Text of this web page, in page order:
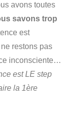
avons toutes
savons trop
est
restons pas
inconsciente…
est LE step
la 1ère